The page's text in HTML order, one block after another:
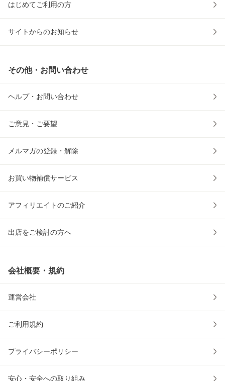
はじめてご利用の方
サイトからのお知らせ
その他・お問い合わせ
ヘルプ・お問い合わせ
ご意見・ご要望
メルマガの登録・解除
お買い物補償サービス
アフィリエイトのご紹介
出店をご検討の方へ
会社概要・規約
運営会社
ご利用規約
プライバシーポリシー
安心・安全への取り組み